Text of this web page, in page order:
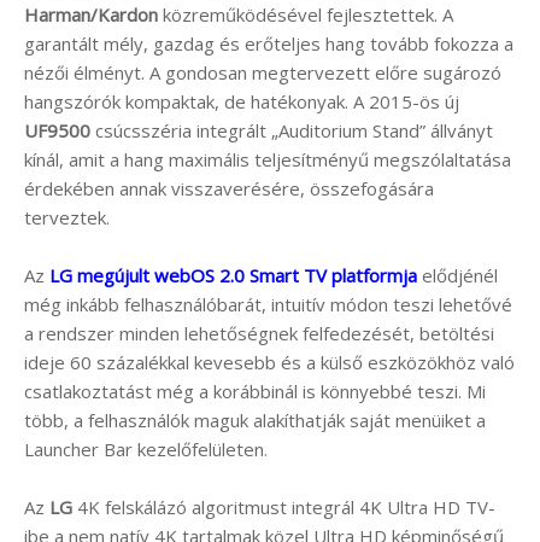
Harman/Kardon közreműködésével fejlesztettek. A
garantált mély, gazdag és erőteljes hang tovább fokozza a
nézői élményt. A gondosan megtervezett előre sugározó
hangszórók kompaktak, de hatékonyak. A 2015-ös új
UF9500 csúcsszéria integrált „Auditorium Stand” állványt
kínál, amit a hang maximális teljesítményű megszólaltatása
érdekében annak visszaverésére, összefogására
terveztek.
Az LG megújult webOS 2.0 Smart TV platformja elődjénél
még inkább felhasználóbarát, intuitív módon teszi lehetővé
a rendszer minden lehetőségnek felfedezését, betöltési
ideje 60 százalékkal kevesebb és a külső eszközökhöz való
csatlakoztatást még a korábbinál is könnyebbé teszi. Mi
több, a felhasználók maguk alakíthatják saját menüiket a
Launcher Bar kezelőfelületen.
Az LG 4K felskálázó algoritmust integrál 4K Ultra HD TV-
ibe a nem natív 4K tartalmak közel Ultra HD képminőségű